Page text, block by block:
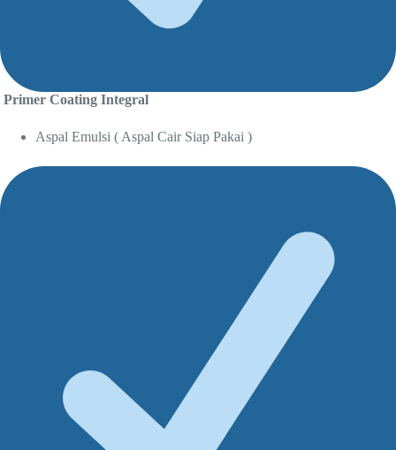
Primer Coating Integral
Aspal Emulsi ( Aspal Cair Siap Pakai )